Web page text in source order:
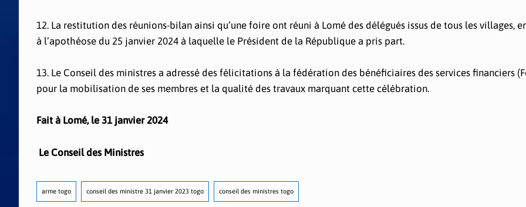
12. La restitution des réunions-bilan ainsi qu’une foire ont réuni à Lomé des délégués issus de tous les villages,
à l’apothéose du 25 janvier 2024 à laquelle le Président de la République a pris part.
13. Le Conseil des ministres a adressé des félicitations à la fédération des bénéficiaires des services financiers
pour la mobilisation de ses membres et la qualité des travaux marquant cette célébration.
Fait à Lomé, le 31 janvier 2024
Le Conseil des Ministres
arme togo conseil des ministre 31 janvier 2023 togo conseil des ministres togo